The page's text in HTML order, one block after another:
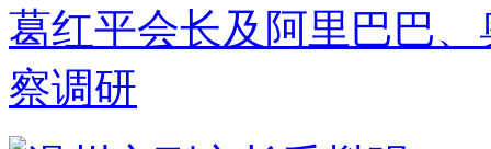
葛红平会长及阿里巴巴
察调研